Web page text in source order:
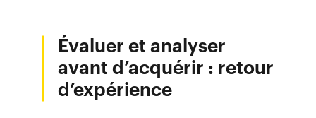
Évaluer et analyser
avant d’acquérir : retour
d’expérience